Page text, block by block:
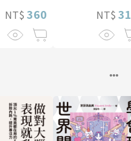
NT$ 360
NT$